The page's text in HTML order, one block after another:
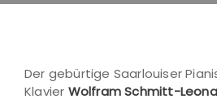
Der gebürtige Saarlouiser
Klavier Wolfram Schmitt-